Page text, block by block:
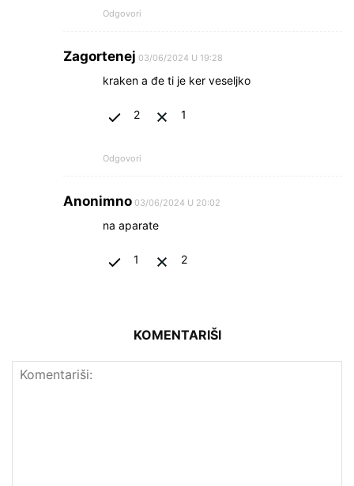
Odgovori
Zagortenej 03/06/2024 U 19:28
kraken a đe ti je ker veseljko
2 1
Odgovori
Anonimno 03/06/2024 U 20:02
na aparate
1 2
KOMENTARIŠI